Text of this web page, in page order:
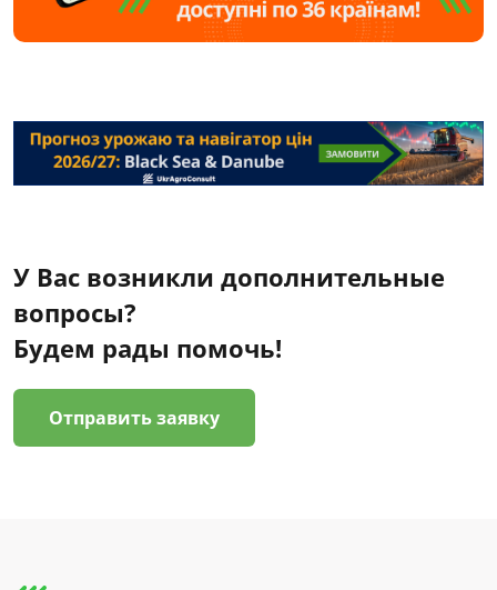
У Вас возникли дополнительные
вопросы?
Будем рады помочь!
Отправить заявку